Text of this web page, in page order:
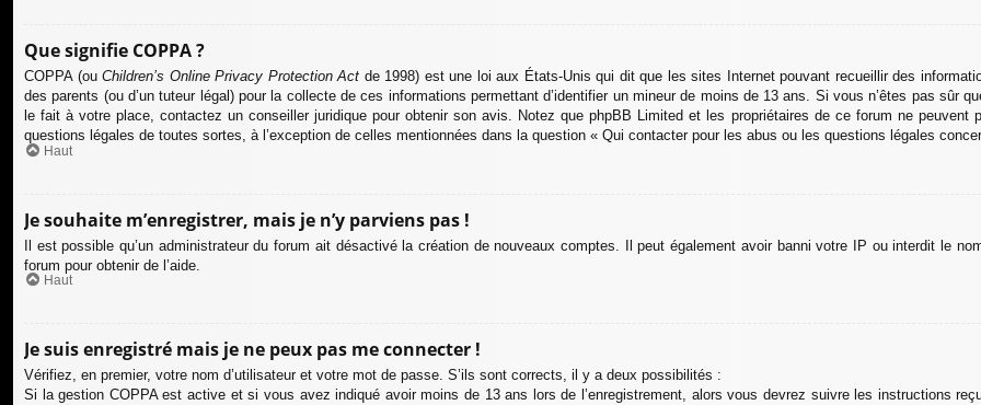
Que signifie COPPA ?
COPPA (ouChildren’s Online Privacy Protection Act de 1998) est une loi aux États-Unis qui dit que les sites Internet pouvant recueillir des
des parents (ou d’un tuteur légal) pour la collecte de ces informations permettant d’identifier un mineur de moins de 13 ans. Si vous n’êtes pas sûr
le fait à votre place, contactez un conseiller juridique pour obtenir son avis. Notez que phpBB Limited et les propriétaires de ce forum ne
questions légales de toutes sortes, à l’exception de celles mentionnées dans la question « Qui contacter pour les abus ou les questions légales
Haut
Je souhaite m’enregistrer, mais je n’y parviens pas !
Il est possible qu’un administrateur du forum ait désactivé la création de nouveaux comptes. Il peut également avoir banni votre IP ou interdit le
forum pour obtenir de l’aide.
Haut
Je suis enregistré mais je ne peux pas me connecter !
Vérifiez, en premier, votre nom d’utilisateur et votre mot de passe. S’ils sont corrects, il y a deux possibilités :
Si la gestion COPPA est active et si vous avez indiqué avoir moins de 13 ans lors de l’enregistrement, alors vous devrez suivre les instructions